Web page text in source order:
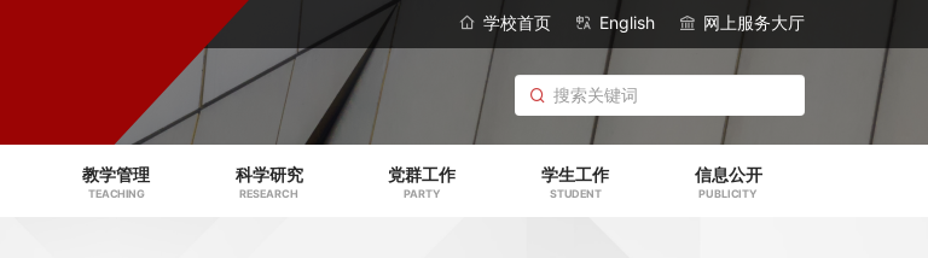
学校首页 English 网上服务大厅
教学管理
TEACHING
科学研究
RESEARCH
党群工作
PARTY
学生工作
STUDENT
信息公开
PUBLICITY